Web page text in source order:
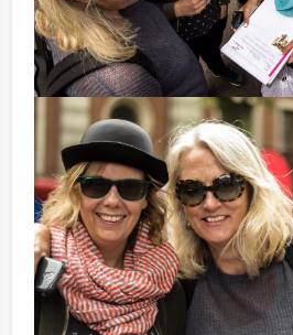
Optioneel:
Niet telkens uw knip hoeven
te rekenen? Voor € 13,50 per
het restaurant doorbrengt (excl.
gebruikmaken van het
onbeperkt kunt genieten van
en thee. En…zo komt u ook
verrassingen te staan!